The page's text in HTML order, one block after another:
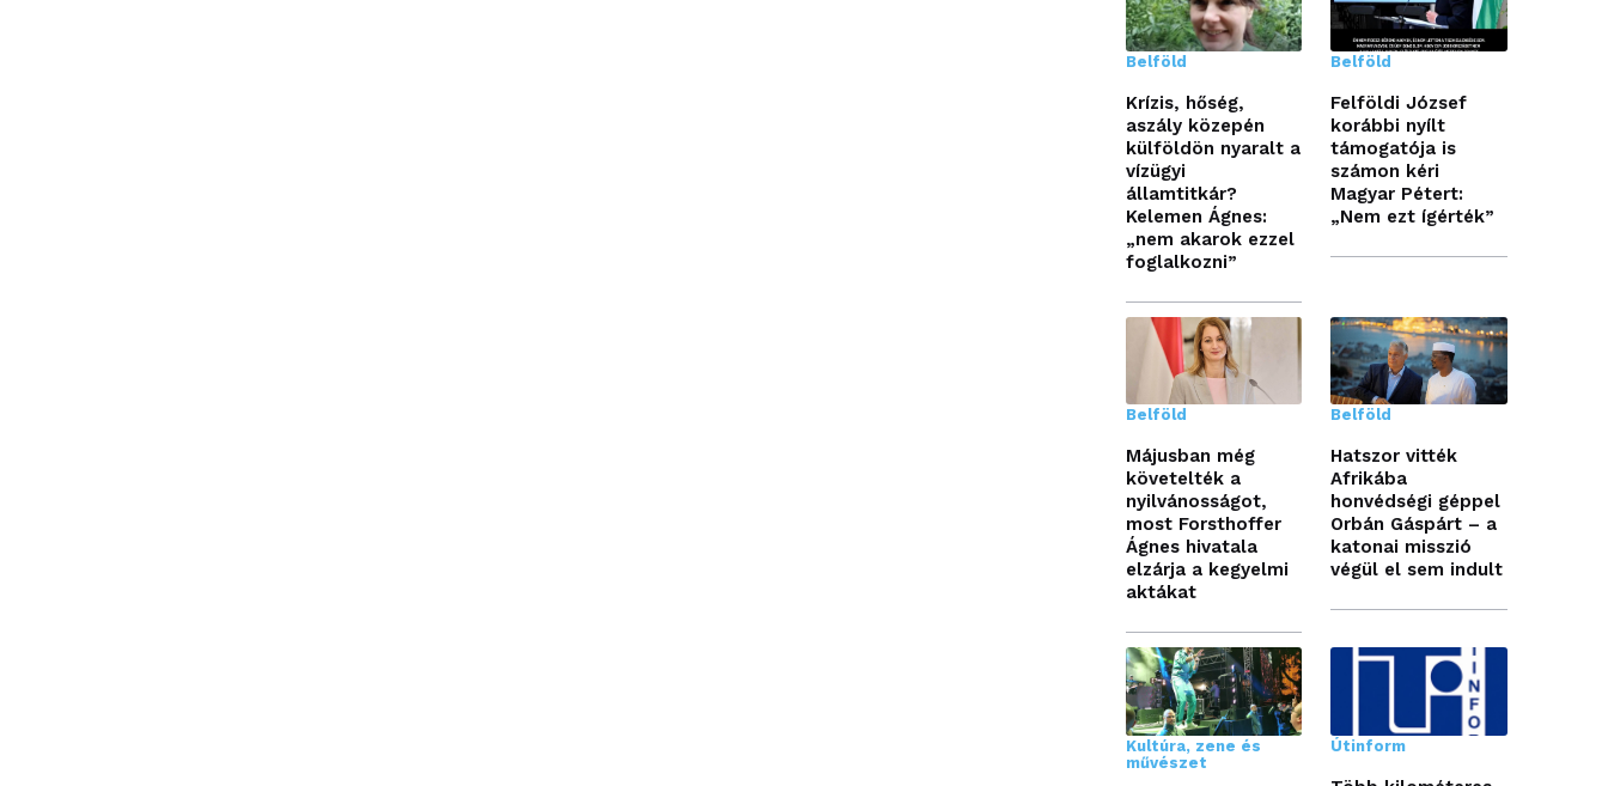
Belföld
Krízis, hőség,
aszály közepén
külföldön nyaralt a
vízügyi
államtitkár?
Kelemen Ágnes:
„nem akarok ezzel
foglalkozni”
Belföld
Felföldi József
korábbi nyílt
támogatója is
számon kéri
Magyar Pétert:
„Nem ezt ígérték”
Belföld
Májusban még
követelték a
nyilvánosságot,
most Forsthoffer
Ágnes hivatala
elzárja a kegyelmi
aktákat
Belföld
Hatszor vitték
Afrikába
honvédségi géppel
Orbán Gáspárt – a
katonai misszió
végül el sem indult
Kultúra, zene és
művészet
Útinform